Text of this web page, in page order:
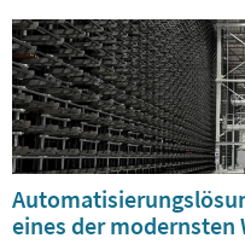
30.06.2026